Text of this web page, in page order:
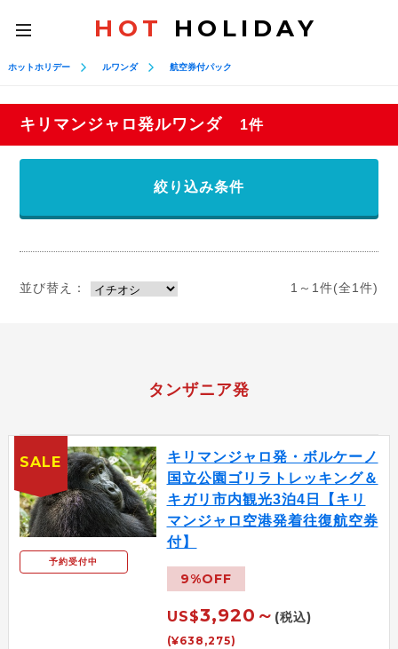
toggle
navigation
HOT HOLIDAY
ホットホリデー ルワンダ 航空券付パック
キリマンジャロ発ルワンダ 1件
絞り込み条件
並び替え： 1～1件(全1件)
タンザニア発
予約受付中
キリマンジャロ発・ボルケーノ
国立公園ゴリラトレッキング＆
キガリ市内観光3泊4日【キリ
マンジャロ空港発着往復航空券
付】
9%OFF
US$3,920～ (税込)
(¥638,275)
SALE